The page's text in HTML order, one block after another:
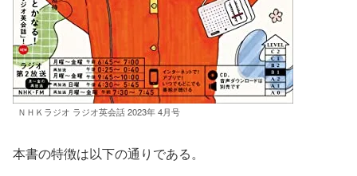
ＮＨＫラジオ ラジオ英会話 2023年 4月号
本書の特徴は以下の通りである。